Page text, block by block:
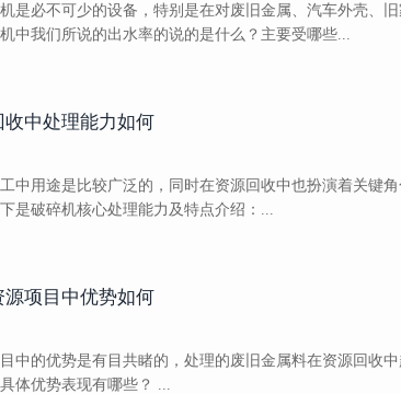
是必不可少的设备，特别是在对废旧金属、汽车外壳、
中我们所说的出水率的说的是什么？主要受哪些...
中处理能力如何
中用途是比较广泛的，同时在资源回收中也扮演着关键
是破碎机核心处理能力及特点介绍：...
项目中优势如何
中的优势是有目共睹的，处理的废旧金属料在资源回收
体优势表现有哪些？ ...